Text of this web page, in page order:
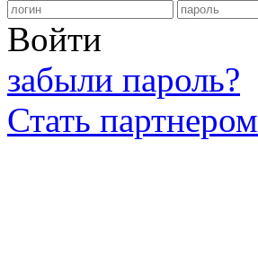
Войти
забыли пароль?
Стать партнером